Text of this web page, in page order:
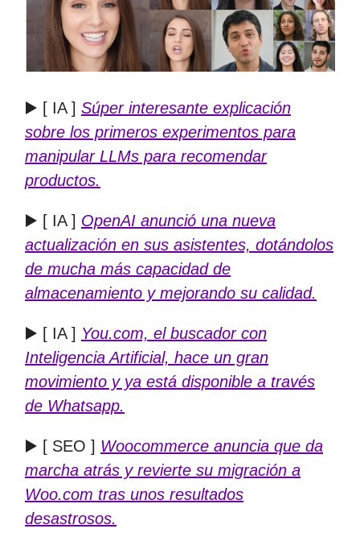
▶️ [ IA ] Súper interesante explicación
sobre los primeros experimentos para
manipular LLMs para recomendar
productos.
▶️ [ IA ] OpenAI anunció una nueva
actualización en sus asistentes, dotándolos
de mucha más capacidad de
almacenamiento y mejorando su calidad.
▶️ [ IA ] You.com, el buscador con
Inteligencia Artificial, hace un gran
movimiento y ya está disponible a través
de Whatsapp.
▶️ [ SEO ] Woocommerce anuncia que da
marcha atrás y revierte su migración a
Woo.com tras unos resultados
desastrosos.